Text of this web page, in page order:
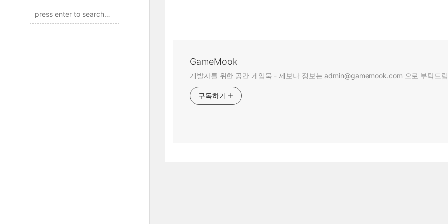
GameMook
개발자를 위한 공간 게임묵 - 제보나 정보는 admin@gamemook.com 으로 부탁드
구독하기